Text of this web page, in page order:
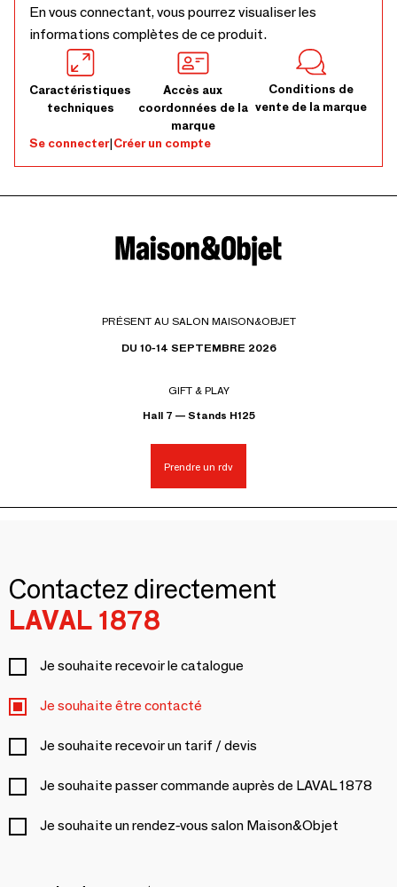
En vous connectant, vous pourrez visualiser les
informations complètes de ce produit.
Caractéristiques
techniques
Accès aux
coordonnées de la
marque
Conditions de
vente de la marque
Se connecter|Créer un compte
PRÉSENT AU SALON MAISON&OBJET
DU 10-14 SEPTEMBRE 2026
GIFT & PLAY
Hall 7 — Stands H125
Prendre un rdv
Contactez directement
LAVAL 1878
Je souhaite recevoir le catalogue
Je souhaite être contacté
Je souhaite recevoir un tarif / devis
Je souhaite passer commande auprès de LAVAL 1878
Je souhaite un rendez-vous salon Maison&Objet